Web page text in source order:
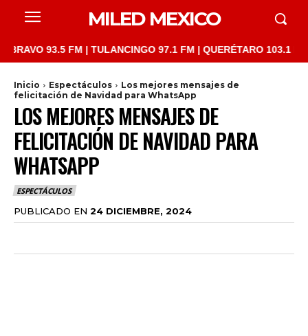
MILED MEXICO
FM | TULANCINGO 97.1 FM | QUERÉTARO 103.1 FM | SAN
Inicio Espectáculos
Los mejores mensajes de
felicitación de Navidad para WhatsApp
LOS MEJORES MENSAJES DE
FELICITACIÓN DE NAVIDAD PARA
WHATSAPP
ESPECTÁCULOS
PUBLICADO EN 24 DICIEMBRE, 2024